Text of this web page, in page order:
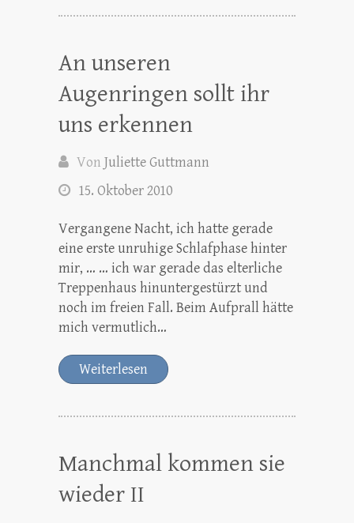
An unseren
Augenringen sollt ihr
uns erkennen
Von Juliette Guttmann
15. Oktober 2010
Vergangene Nacht, ich hatte gerade
eine erste unruhige Schlafphase hinter
mir, … … ich war gerade das elterliche
Treppenhaus hinuntergestürzt und
noch im freien Fall. Beim Aufprall hätte
mich vermutlich…
Weiterlesen
Manchmal kommen sie
wieder II